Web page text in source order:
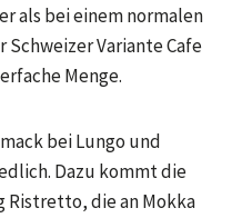
als bei einem normalen
Variante Cafe
Menge.
bei Lungo und
Dazu kommt die
die an Mokka